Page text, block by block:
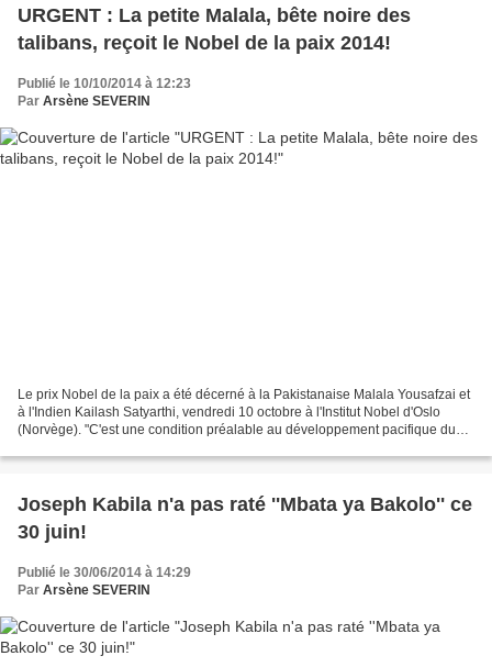
URGENT : La petite Malala, bête noire des
talibans, reçoit le Nobel de la paix 2014!
Publié le 10/10/2014 à 12:23
Par Arsène SEVERIN
Le prix Nobel de la paix a été décerné à la Pakistanaise Malala Yousafzai et
à l'Indien Kailash Satyarthi, vendredi 10 octobre à l'Institut Nobel d'Oslo
(Norvège). "C'est une condition préalable au développement pacifique du
Joseph Kabila n'a pas raté ''Mbata ya Bakolo'' ce
30 juin!
Publié le 30/06/2014 à 14:29
Par Arsène SEVERIN